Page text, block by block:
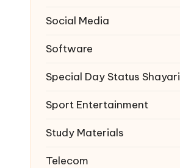
Social Media
Software
Special Day Status Shayari
Sport Entertainment
Study Materials
Telecom